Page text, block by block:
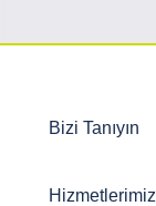
Bizi Tanıyın
Hizmetlerimiz